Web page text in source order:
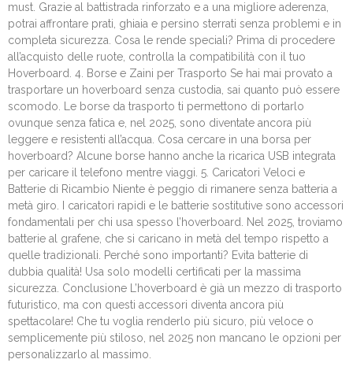
must. Grazie al battistrada rinforzato e a una migliore aderenza,
potrai affrontare prati, ghiaia e persino sterrati senza problemi e in
completa sicurezza. Cosa le rende speciali? Prima di procedere
all’acquisto delle ruote, controlla la compatibilità con il tuo
Hoverboard. 4. Borse e Zaini per Trasporto Se hai mai provato a
trasportare un hoverboard senza custodia, sai quanto può essere
scomodo. Le borse da trasporto ti permettono di portarlo
ovunque senza fatica e, nel 2025, sono diventate ancora più
leggere e resistenti all’acqua. Cosa cercare in una borsa per
hoverboard? Alcune borse hanno anche la ricarica USB integrata
per caricare il telefono mentre viaggi. 5. Caricatori Veloci e
Batterie di Ricambio Niente è peggio di rimanere senza batteria a
metà giro. I caricatori rapidi e le batterie sostitutive sono accessori
fondamentali per chi usa spesso l’hoverboard. Nel 2025, troviamo
batterie al grafene, che si caricano in metà del tempo rispetto a
quelle tradizionali. Perché sono importanti? Evita batterie di
dubbia qualità! Usa solo modelli certificati per la massima
sicurezza. Conclusione L’hoverboard è già un mezzo di trasporto
futuristico, ma con questi accessori diventa ancora più
spettacolare! Che tu voglia renderlo più sicuro, più veloce o
semplicemente più stiloso, nel 2025 non mancano le opzioni per
personalizzarlo al massimo.